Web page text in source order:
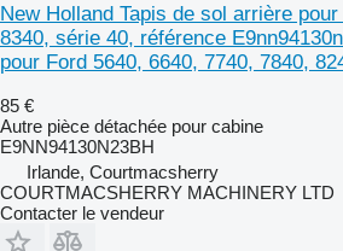
New Holland Tapis de sol arrière
8340, série 40, référence
pour Ford 5640, 6640, 7740, 7840,
85 €
Autre pièce détachée pour cabine
E9NN94130N23BH
Irlande, Courtmacsherry
COURTMACSHERRY MACHINERY LTD
Contacter le vendeur